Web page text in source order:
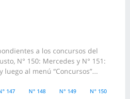
a los concursos del
N° 150: Mercedes y N° 151:
al menú “Concursos”...
147 N° 148 N° 149 N° 150